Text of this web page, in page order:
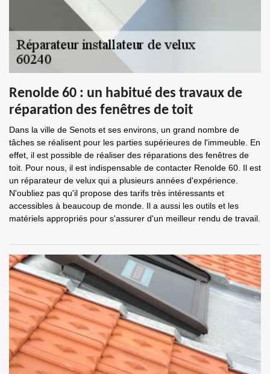
Renolde 60 : un habitué des travaux de
réparation des fenêtres de toit
Dans la ville de Senots et ses environs, un grand nombre de
tâches se réalisent pour les parties supérieures de l'immeuble. En
effet, il est possible de réaliser des réparations des fenêtres de
toit. Pour nous, il est indispensable de contacter Renolde 60. Il est
un réparateur de velux qui a plusieurs années d'expérience.
N'oubliez pas qu'il propose des tarifs très intéressants et
accessibles à beaucoup de monde. Il a aussi les outils et les
matériels appropriés pour s'assurer d'un meilleur rendu de travail.